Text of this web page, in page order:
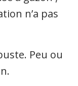
n’a pas
Peu ou